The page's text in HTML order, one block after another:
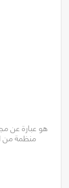
منظمة من